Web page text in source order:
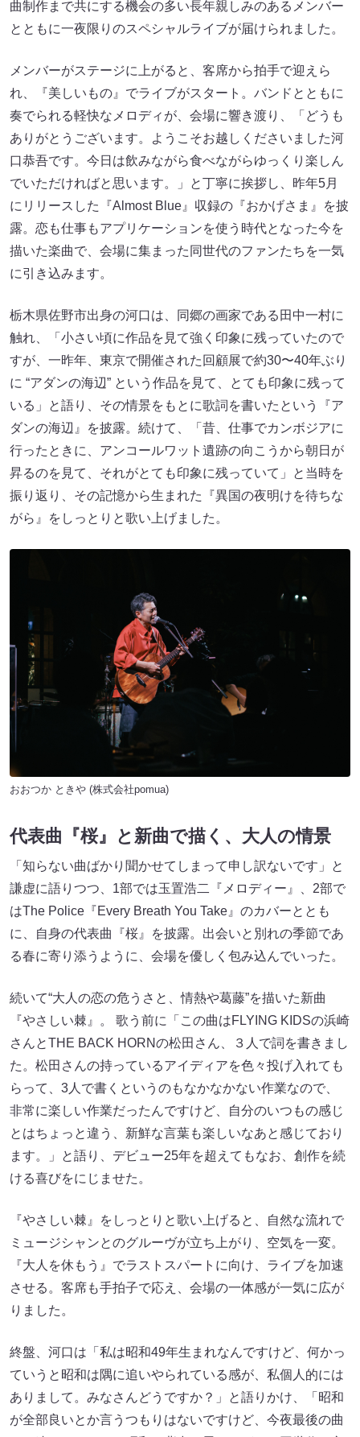
曲制作まで共にする機会の多い長年親しみのあるメンバー
とともに一夜限りのスペシャルライブが届けられました。
メンバーがステージに上がると、客席から拍手で迎えら
れ、『美しいもの』でライブがスタート。バンドとともに
奏でられる軽快なメロディが、会場に響き渡り、「どうも
ありがとうございます。ようこそお越しくださいました河
口恭吾です。今日は飲みながら食べながらゆっくり楽しん
でいただければと思います。」と丁寧に挨拶し、昨年5月
にリリースした『Almost Blue』収録の『おかげさま』を披
露。恋も仕事もアプリケーションを使う時代となった今を
描いた楽曲で、会場に集まった同世代のファンたちを一気
に引き込みます。
栃木県佐野市出身の河口は、同郷の画家である田中一村に
触れ、「小さい頃に作品を見て強く印象に残っていたので
すが、一昨年、東京で開催された回顧展で約30〜40年ぶり
に “アダンの海辺” という作品を見て、とても印象に残って
いる」と語り、その情景をもとに歌詞を書いたという『ア
ダンの海辺』を披露。続けて、「昔、仕事でカンボジアに
行ったときに、アンコールワット遺跡の向こうから朝日が
昇るのを見て、それがとても印象に残っていて」と当時を
振り返り、その記憶から生まれた『異国の夜明けを待ちな
がら』をしっとりと歌い上げました。
おおつか ときや (株式会社pomua)
代表曲『桜』と新曲で描く、大人の情景
「知らない曲ばかり聞かせてしまって申し訳ないです」と
謙虚に語りつつ、1部では玉置浩二『メロディー』、2部で
はThe Police『Every Breath You Take』のカバーととも
に、自身の代表曲『桜』を披露。出会いと別れの季節であ
る春に寄り添うように、会場を優しく包み込んでいった。
続いて“大人の恋の危うさと、情熱や葛藤”を描いた新曲
『やさしい棘』。 歌う前に「この曲はFLYING KIDSの浜崎
さんとTHE BACK HORNの松田さん、３人で詞を書きまし
た。松田さんの持っているアイディアを色々投げ入れても
らって、3人で書くというのもなかなかない作業なので、
非常に楽しい作業だったんですけど、自分のいつもの感じ
とはちょっと違う、新鮮な言葉も楽しいなあと感じており
ます。」と語り、デビュー25年を超えてもなお、創作を続
ける喜びをにじませた。
『やさしい棘』をしっとりと歌い上げると、自然な流れで
ミュージシャンとのグルーヴが立ち上がり、空気を一変。
『大人を休もう』でラストスパートに向け、ライブを加速
させる。客席も手拍子で応え、会場の一体感が一気に広が
りました。
終盤、河口は「私は昭和49年生まれなんですけど、何かっ
ていうと昭和は隅に追いやられている感が、私個人的には
ありまして。みなさんどうですか？」と語りかけ、「昭和
が全部良いとか言うつもりはないですけど、今夜最後の曲